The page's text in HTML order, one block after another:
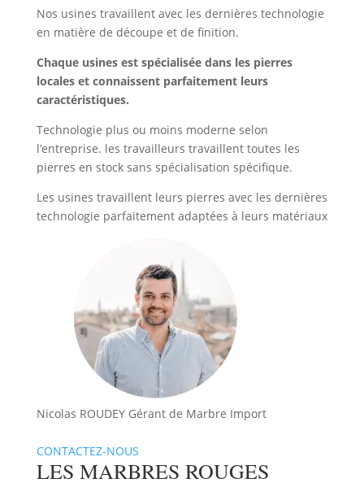
Nos usines travaillent avec les dernières technologie
en matière de découpe et de finition.
Chaque usines est spécialisée dans les pierres
locales et connaissent parfaitement leurs
caractéristiques.
Technologie plus ou moins moderne selon
l’entreprise. les travailleurs travaillent toutes les
pierres en stock sans spécialisation spécifique.
Les usines travaillent leurs pierres avec les dernières
technologie parfaitement adaptées à leurs matériaux
Nicolas ROUDEY Gérant de Marbre Import
CONTACTEZ-NOUS
LES MARBRES ROUGES